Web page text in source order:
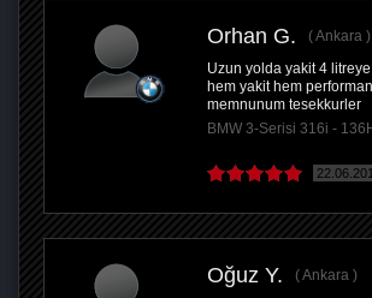
Orhan G.
Ankara
Uzun yolda yakit 4
hem yakit hem
memnunum tesekkurler
BMW 3-Serisi 316i -
Oğuz Y.
Ankara